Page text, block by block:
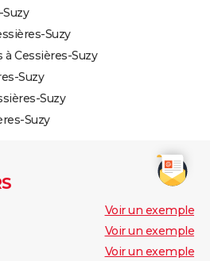
Suzy
Cessières-Suzy
Suzy
Suzy
Suzy
Voir un exemple
Voir un exemple
Voir un exemple